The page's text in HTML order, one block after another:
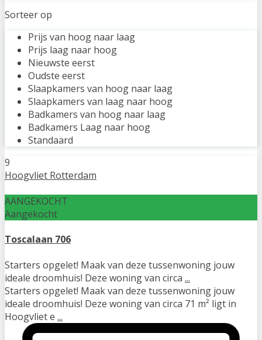
Sorteer op
Prijs van hoog naar laag
Prijs laag naar hoog
Nieuwste eerst
Oudste eerst
Slaapkamers van hoog naar laag
Slaapkamers van laag naar hoog
Badkamers van hoog naar laag
Badkamers Laag naar hoog
Standaard
9
Hoogvliet Rotterdam
AANGEKOCHT
Aangekocht
Toscalaan 706
Starters opgelet! Maak van deze tussenwoning jouw
ideale droomhuis! Deze woning van circa ...
Starters opgelet! Maak van deze tussenwoning jouw
ideale droomhuis! Deze woning van circa 71 m² ligt in
Hoogvliet e ...